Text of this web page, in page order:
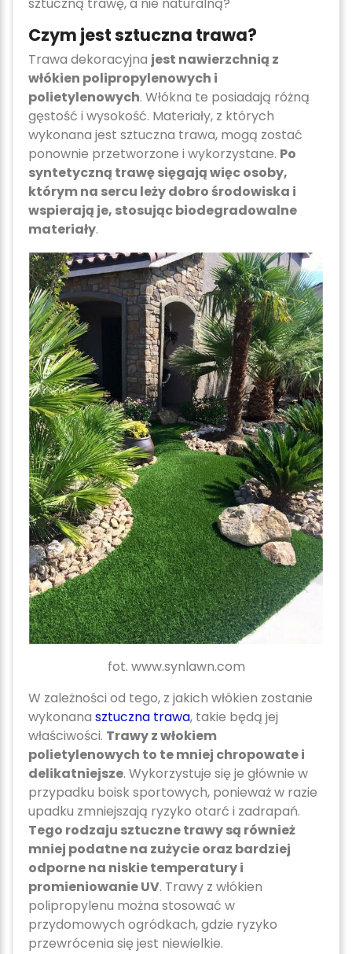
Czym jest sztuczna trawa?
Trawa dekoracyjna jest nawierzchnią z
włókien polipropylenowych i
polietylenowych. Włókna te posiadają różną
gęstość i wysokość. Materiały, z których
wykonana jest sztuczna trawa, mogą zostać
ponownie przetworzone i wykorzystane. Po
syntetyczną trawę sięgają więc osoby,
którym na sercu leży dobro środowiska i
wspierają je, stosując biodegradowalne
materiały.
fot. www.synlawn.com
W zależności od tego, z jakich włókien zostanie
wykonana sztuczna trawa, takie będą jej
właściwości. Trawy z włokiem
polietylenowych to te mniej chropowate i
delikatniejsze. Wykorzystuje się je głównie w
przypadku boisk sportowych, ponieważ w razie
upadku zmniejszają ryzyko otarć i zadrapań.
Tego rodzaju sztuczne trawy są również
mniej podatne na zużycie oraz bardziej
odporne na niskie temperatury i
promieniowanie UV. Trawy z włókien
polipropylenu można stosować w
przydomowych ogródkach, gdzie ryzyko
przewrócenia się jest niewielkie.